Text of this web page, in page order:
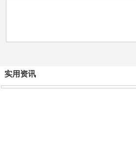
实用资讯